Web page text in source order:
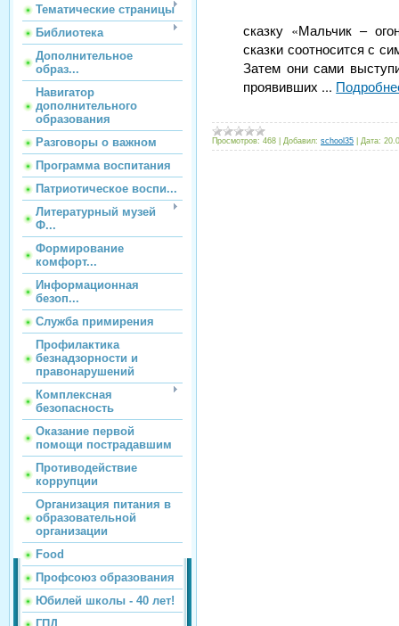
Тематические страницы
Библиотека
Дополнительное
образ...
Навигатор
дополнительного
образования
Разговоры о важном
Программа воспитания
Патриотическое воспи...
Литературный музей
Ф...
Формирование
комфорт...
Информационная
безоп...
Служба примирения
Профилактика
безнадзорности и
правонарушений
Комплексная
безопасность
Оказание первой
помощи пострадавшим
Противодействие
коррупции
Организация питания в
образовательной
организации
Food
Профсоюз образования
Юбилей школы - 40 лет!
сказку «Мальчик –
сказки соотносится с
Затем они сами
проявивших ...
Просмотров: 468 Добавил: school35 Дата: